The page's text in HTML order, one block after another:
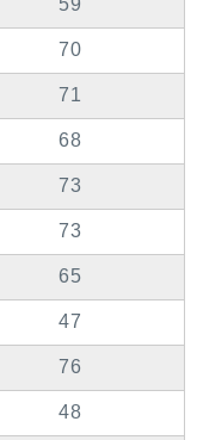
59
70
71
68
73
73
65
47
76
48